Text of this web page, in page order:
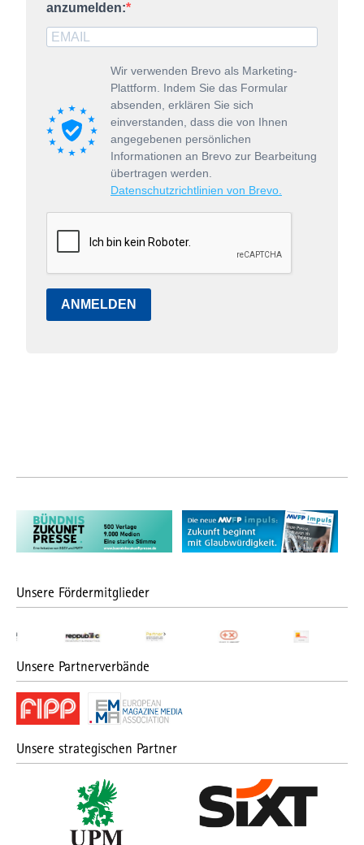
anzumelden:
Wir verwenden Brevo als Marketing-
Plattform. Indem Sie das Formular
absenden, erklären Sie sich
einverstanden, dass die von Ihnen
angegebenen persönlichen
Informationen an Brevo zur Bearbeitung
übertragen werden.
Datenschutzrichtlinien von Brevo.
ANMELDEN
Unsere Fördermitglieder
Unsere Partnerverbände
Unsere strategischen Partner